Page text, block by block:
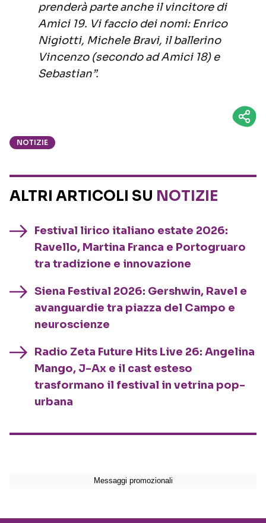
prenderà parte anche il vincitore di
Amici 19. Vi faccio dei nomi: Enrico
Nigiotti, Michele Bravi, il ballerino
Vincenzo (secondo ad Amici 18) e
Sebastian”.
NOTIZIE
ALTRI ARTICOLI SU NOTIZIE
Festival lirico italiano estate 2026:
Ravello, Martina Franca e Portogruaro
tra tradizione e innovazione
Siena Festival 2026: Gershwin, Ravel e
avanguardie tra piazza del Campo e
neuroscienze
Radio Zeta Future Hits Live 26: Angelina
Mango, J-Ax e il cast esteso
trasformano il festival in vetrina pop-
urbana